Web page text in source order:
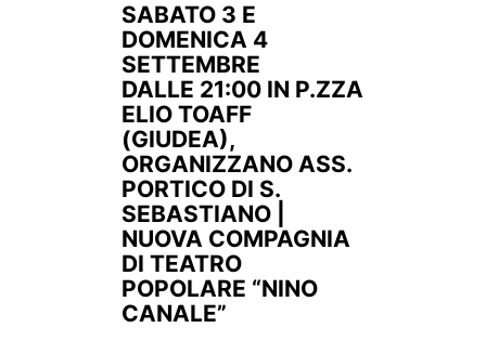
SABATO 3 E
DOMENICA 4
SETTEMBRE
DALLE 21:00 IN P.ZZA
ELIO TOAFF
(GIUDEA),
ORGANIZZANO ASS.
PORTICO DI S.
SEBASTIANO |
NUOVA COMPAGNIA
DI TEATRO
POPOLARE “NINO
CANALE”